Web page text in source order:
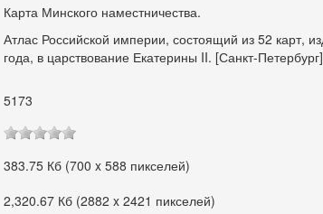
Карта Минского наместничества.
Атлас Российской империи, состоящий из 52 карт,
года, в царствование Екатерины II. [Санкт-
5173
383.75 Кб (700 x 588 пикселей)
2,320.67 Кб (2882 x 2421 пикселей)